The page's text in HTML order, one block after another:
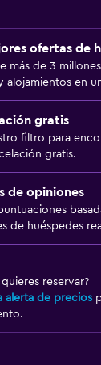
ofertas de
más de 3
alojamientos en
gratis
filtro para
gratis.
de opiniones
de huéspedes
reservar?
alerta de precios